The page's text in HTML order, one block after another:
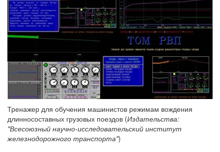
Тренажер для обучения машинистов режимам вождения
длинносоставных грузовых поездов (Издательства:
"Всесоюзный научно-исследовательский институт
железнодорожного транспорта")